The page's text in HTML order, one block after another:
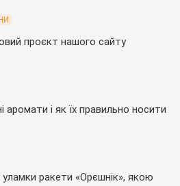
проєкт нашого сайту
аромати і як їх правильно носити
ракети «Орєшнік», якою